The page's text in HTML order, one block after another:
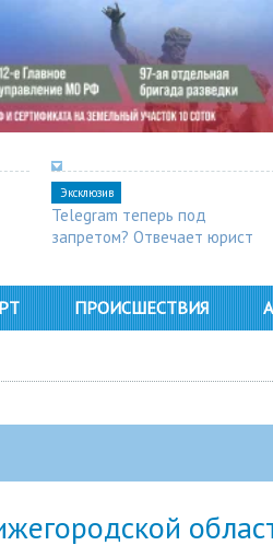
Эксклюзив
Telegram теперь под
запретом? Отвечает юрист
ПРОИСШЕСТВИЯ